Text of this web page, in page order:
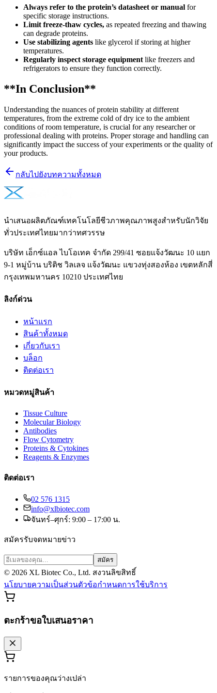
Always refer to the protein’s datasheet or manual for
specific storage instructions.
Limit freeze-thaw cycles, as repeated freezing and thawing
can degrade proteins.
Use stabilizing agents like glycerol if storing at higher
temperatures.
Regularly inspect storage equipment like freezers and
refrigerators to ensure they function correctly.
**In Conclusion**
Understanding the nuances of protein stability at different
temperatures, from the extreme cold of dry ice to the ambient
conditions of room temperature, is crucial for any researcher or
professional dealing with proteins. Proper storage and handling can
significantly impact the success of your experiments or the quality of
your products.
กลับไปยังบทความทั้งหมด
นำเสนอผลิตภัณฑ์เทคโนโลยีชีวภาพคุณภาพสูงสำหรับนักวิจัย
ทั่วประเทศไทยมากว่าทศวรรษ
บริษัท เอ็กซ์แอล ไบโอเทค จำกัด 299/41 ซอยแจ้งวัฒนะ 10 แยก
9-1 หมู่บ้าน บริติช วิลเลจ แจ้งวัฒนะ แขวงทุ่งสองห้อง เขตหลักสี่
กรุงเทพมหานคร 10210 ประเทศไทย
ลิงก์ด่วน
หน้าแรก
สินค้าทั้งหมด
เกี่ยวกับเรา
บล็อก
ติดต่อเรา
หมวดหมู่สินค้า
Tissue Culture
Molecular Biology
Antibodies
Flow Cytometry
Proteins & Cytokines
Reagents & Enzymes
ติดต่อเรา
02 576 1315
info@xlbiotec.com
จันทร์–ศุกร์: 9:00 – 17:00 น.
สมัครรับจดหมายข่าว
สมัคร
© 2026 XL Biotec Co., Ltd. สงวนลิขสิทธิ์
นโยบายความเป็นส่วนตัวข้อกำหนดการใช้บริการ
ตะกร้าขอใบเสนอราคา
รายการของคุณว่างเปล่า